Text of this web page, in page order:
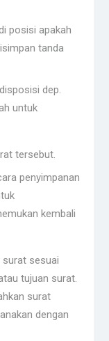
posisi apakah
tanda
dep.
untuk
tersebut.
penyimpanan
kembali
sesuai
tujuan surat.
surat
dengan